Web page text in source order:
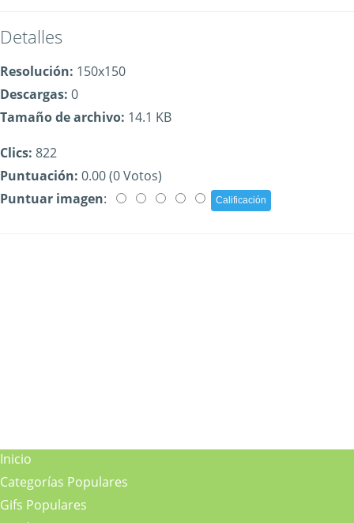
Detalles
Resolución: 150x150
Descargas: 0
Tamaño de archivo: 14.1 KB
Clics: 822
Puntuación: 0.00 (0 Votos)
Puntuar imagen:
Inicio
Categorías Populares
Gifs Populares